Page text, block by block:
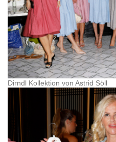
Dirndl Kollektion von Astrid Söll